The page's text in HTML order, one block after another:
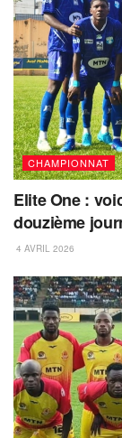
CHAMPIONNAT
Elite One :
douzième
4 AVRIL 2026